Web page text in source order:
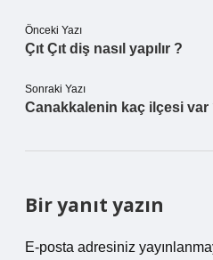
Önceki Yazı
Çıt Çıt diş nasıl yapılır ?
Sonraki Yazı
Canakkalenin kaç ilçesi var
Bir yanıt yazın
E-posta adresiniz